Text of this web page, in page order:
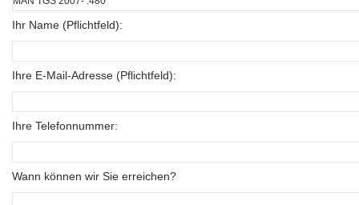
Ihr Name (Pflichtfeld):
Ihre E-Mail-Adresse (Pflichtfeld):
Ihre Telefonnummer:
Wann können wir Sie erreichen?